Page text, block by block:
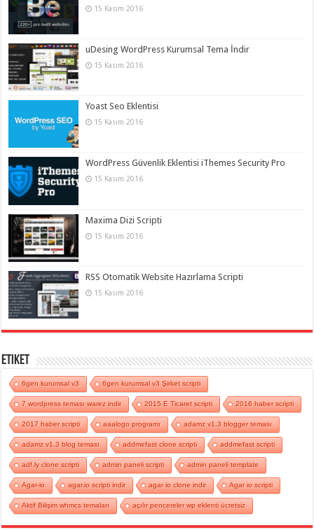
15 Kasım 2016
uDesing WordPress Kurumsal Tema İndir
15 Kasım 2016
Yoast Seo Eklentisi
15 Kasım 2016
WordPress Güvenlik Eklentisi iThemes Security Pro
15 Kasım 2016
Maxima Dizi Scripti
15 Kasım 2016
RSS Otomatik Website Hazırlama Scripti
15 Kasım 2016
Etiket
6gen kurumsal v3 6gen kurumsal v3 Şirket scripti
7 wordpress teması warez indir 2015 E Ticaret scripti 2016 haber scripti
2017 haber scripti aaalogo programı adamz v1.3 blogger teması
adamz v1.3 blog teması addmefast clone scripti addmefast scripti
adf.ly clone scripti admin paneli scripti admin paneli template
Agar-io agar.io scripti indir agar io clone indir Agar io scripti
Aktif Bilişim whmcs temaları açılır pencereler wp eklenti ücretsiz